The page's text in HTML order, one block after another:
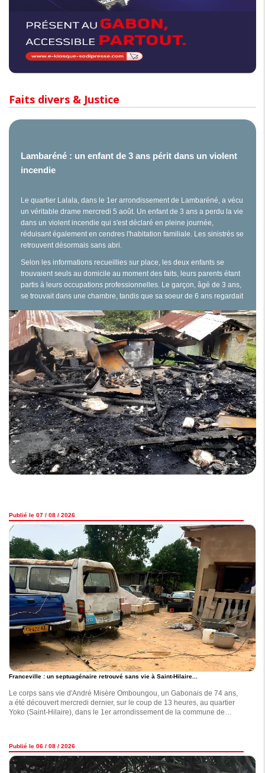
Faits divers & Justice
Lambaréné : un enfant de 3 ans périt dans un violent
incendie
Le quartier Lalala, dans le 1er arrondissement de Lambaréné, a vécu
un véritable drame mercredi 5 août. Un enfant de 3 ans a perdu la vie
dans un violent incendie qui s'est déclaré en pleine journée,
réduisant également en cendres l'habitation familiale. Les sinistrés se
retrouvent désormais sans abri.
Selon les informations recueillies sur place, les deux enfants se
trouvaient seuls au domicile au moment des faits, leurs parents étant
partis à leurs occupations professionnelles. Le garçon, âgé de 3 ans,
se trouvait dans une chambre, tandis que sa soeur de 6 ans regardait
un incendie se serait déclaré dans la…
Publié le 07 / 08 / 2026
Franceville : un septuagénaire retrouvé sans vie à Saint-Hilaire...
Le corps sans vie d'André Misère Omboungou, un Gabonais de 74 ans,
a été découvert mercredi dernier, sur le coup de 13 heures, au quartier
Yoko (Saint-Hilaire), dans le 1er arrondissement de la commune de
Publié le 06 / 08 / 2026